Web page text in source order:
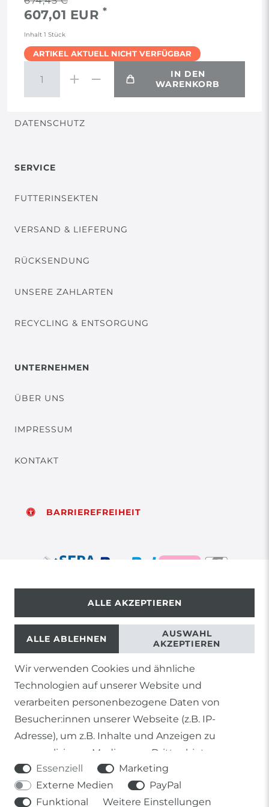
607,01 EUR *
Inhalt 1 Stück
ARTIKEL AKTUELL NICHT VERFÜGBAR
IN DEN
WARENKORB
AGB
WIDERRUF
DATENSCHUTZ
SERVICE
FUTTERINSEKTEN
VERSAND & LIEFERUNG
RÜCKSENDUNG
UNSERE ZAHLARTEN
RECYCLING & ENTSORGUNG
UNTERNEHMEN
ÜBER UNS
IMPRESSUM
KONTAKT
BARRIEREFREIHEIT
© Copyright 2026 | Alle Rechte vorbehalten.
1) Gilt nicht für Sendungen mit Futterinsekten,
Lebendpflanzen, Frostfutter oder lebende Tiere, sowie
Lieferungen per Spedition
2) gilt für sofort lieferbare Artikel und Produkte die keine
gesonderte Versandregelung besitzen.
Prozentangaben von Sonderangeboten auf die Ersparnis
gegenüber der UVP des Herstellers.
Wir verwenden Cookies und ähnliche
Technologien auf unserer Website und
verarbeiten personenbezogene Daten von
Besucher:innen unserer Webseite (z.B. IP-
Adresse), um z.B. Inhalte und Anzeigen zu
personalisieren, Medien von Drittanbietern
einzubinden oder Zugriffe auf unsere Website zu
analysieren. Die Datenverarbeitung erfolgt erst
durch gesetzte Cookies. Wir teilen diese Daten
Essenziell
Marketing
Externe Medien
PayPal
Funktional
Weitere Einstellungen
ALLE AKZEPTIEREN
ALLE ABLEHNEN
AUSWAHL
AKZEPTIEREN